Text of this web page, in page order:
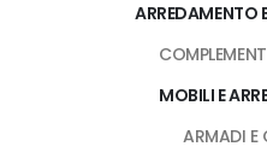
ARREDAMENTO
MOBILI E
ARMADI E